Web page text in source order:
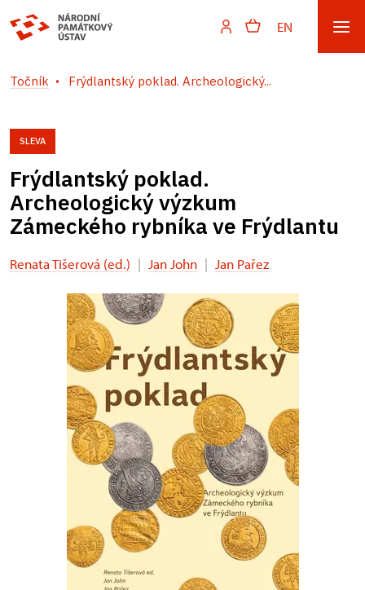
EN
Točník Frýdlantský poklad. Archeologický...
SLEVA
Frýdlantský poklad.
Archeologický výzkum
Zámeckého rybníka ve Frýdlantu
Renata Tišerová (ed.) | Jan John | Jan Pařez